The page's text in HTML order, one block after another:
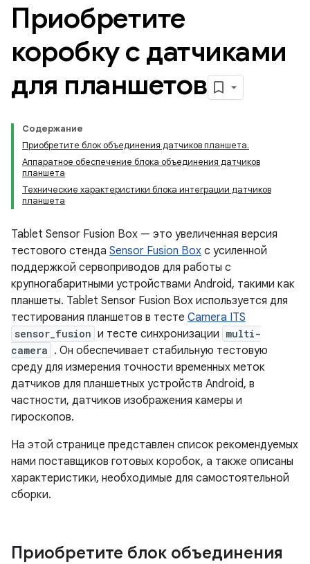
Приобретите
коробку с датчиками
для планшетов
Содержание
Приобретите блок объединения датчиков планшета.
Аппаратное обеспечение блока объединения датчиков
планшета
Технические характеристики блока интеграции датчиков
планшета
Tablet Sensor Fusion Box — это увеличенная версия
тестового стенда Sensor Fusion Box с усиленной
поддержкой сервоприводов для работы с
крупногабаритными устройствами Android, такими как
планшеты. Tablet Sensor Fusion Box используется для
тестирования планшетов в тесте Camera ITS
sensor_fusion и тесте синхронизации multi-
camera . Он обеспечивает стабильную тестовую
среду для измерения точности временных меток
датчиков для планшетных устройств Android, в
частности, датчиков изображения камеры и
гироскопов.
На этой странице представлен список рекомендуемых
нами поставщиков готовых коробок, а также описаны
характеристики, необходимые для самостоятельной
сборки.
Приобретите блок объединения